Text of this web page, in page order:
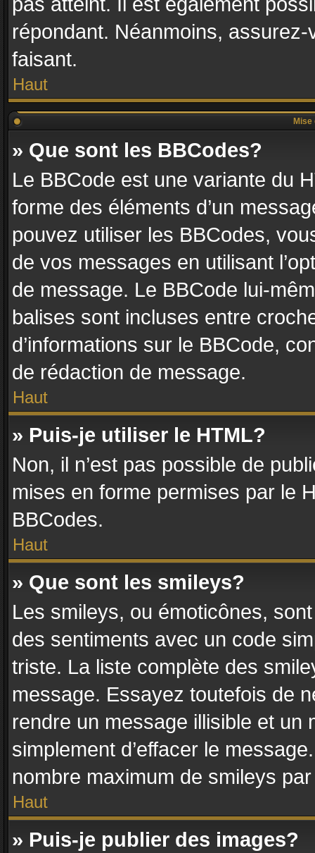
répondant. Néanmoins,
faisant.
Haut
» Que sont les BBCodes?
Le BBCode est une variante du
forme des éléments d’un
pouvez utiliser les BBCodes,
de vos messages en utilisant
de message. Le BBCode lui-
balises sont incluses entre
d’informations sur le BBCode,
de rédaction de message.
Haut
» Puis-je utiliser le HTML?
Non, il n’est pas possible de
mises en forme permises par le
BBCodes.
Haut
» Que sont les smileys?
Les smileys, ou émoticônes,
des sentiments avec un code
triste. La liste complète des
message. Essayez toutefois de
rendre un message illisible et un
simplement d’effacer le
nombre maximum de smileys
Haut
» Puis-je publier des images?